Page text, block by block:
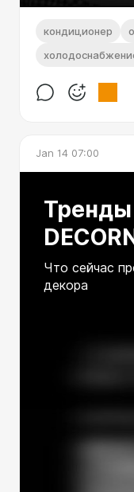
кондиционер
Jan 14 07:00
Тренды
Что сейчас
декора